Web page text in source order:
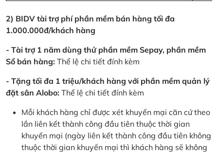
2) BIDV tài trợ phí phần mềm bán hàng tối đa
1.000.000đ/khách hàng
- Tài trợ 1 năm dùng thử phần mềm Sepay, phần mềm
Sổ bán hàng: Thể lệ chi tiết đính kèm
- Tặng tối đa 1 triệu/khách hàng với phần mềm quản lý
đặt sân Alobo: Thể lệ chi tiết đính kèm
Mỗi khách hàng chỉ được xét khuyến mại căn cứ theo
lần liên kết thành công đầu tiên thuộc thời gian
khuyến mại (ngày liên kết thành công đầu tiên không
thuộc thời gian khuyến mại thì khách hàng sẽ không